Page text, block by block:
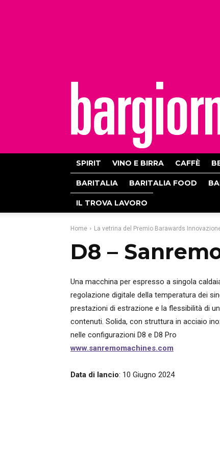
SPIRIT VINO E BIRRA CAFFÈ
BARITALIA BARITALIA FOOD
IL TROVA LAVORO
Home La vetrina del Premio Barawards
D8 –
Una macchina per espresso a singola
regolazione digitale della temperatura dei
prestazioni di estrazione e la flessibilità di
contenuti. Solida, con struttura in acciaio
nelle configurazioni D8 e D8 Pro
www.sanremomachines.com
Data di lancio: 10 Giugno 2024